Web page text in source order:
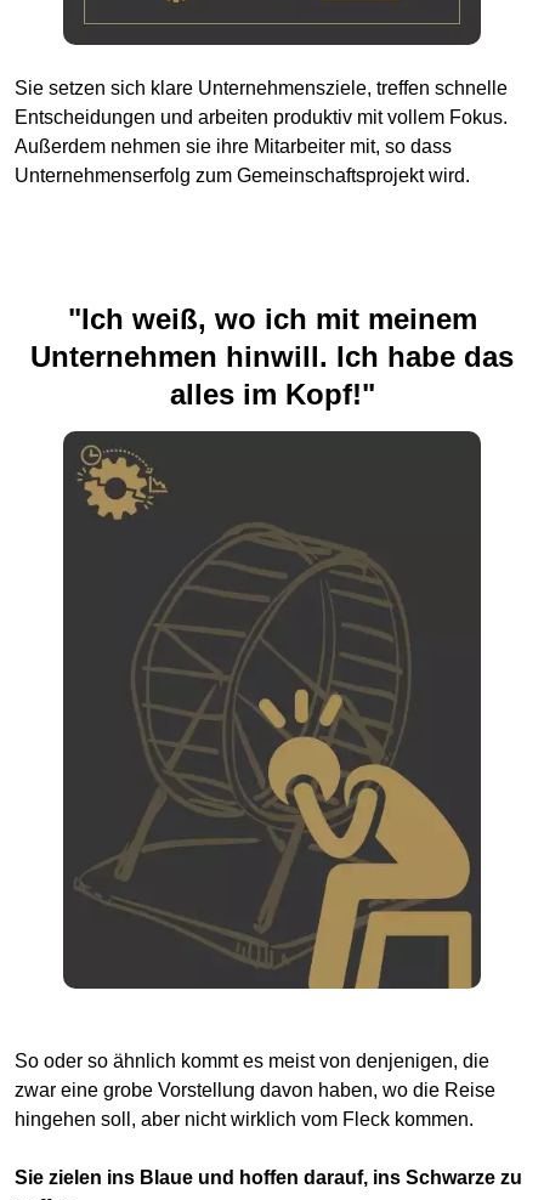
Sie setzen sich klare Unternehmensziele, treffen schnelle
Entscheidungen und arbeiten produktiv mit vollem Fokus.
Außerdem nehmen sie ihre Mitarbeiter mit, so dass
Unternehmenserfolg zum Gemeinschaftsprojekt wird.
"Ich weiß, wo ich mit meinem
Unternehmen hinwill. Ich habe das
alles im Kopf!"
So oder so ähnlich kommt es meist von denjenigen, die
zwar eine grobe Vorstellung davon haben, wo die Reise
hingehen soll, aber nicht wirklich vom Fleck kommen.
Sie zielen ins Blaue und hoffen darauf, ins Schwarze zu